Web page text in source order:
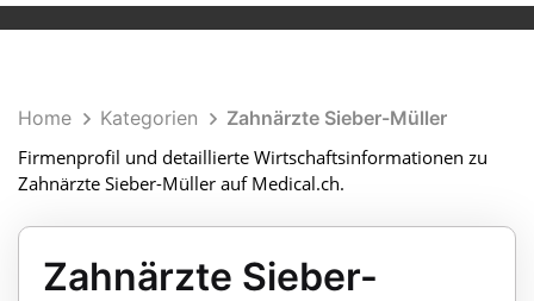
Home Kategorien
Zahnärzte Sieber-Müller
Firmenprofil und detaillierte Wirtschaftsinformationen zu
Zahnärzte Sieber-Müller auf Medical.ch.
Zahnärzte Sieber-